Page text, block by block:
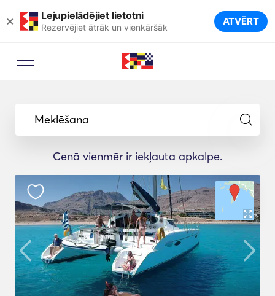
× Lejupielādējiet lietotni
Rezervējiet ātrāk un vienkāršāk ATVĒRT
Meklēšana
Cenā vienmēr ir iekļauta apkalpe.